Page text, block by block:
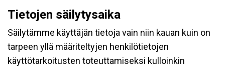
Tietojen säilytysaika
Säilytämme käyttäjän tietoja vain niin kauan kuin on
tarpeen yllä määriteltyjen henkilötietojen
käyttötarkoitusten toteuttamiseksi kulloinkin